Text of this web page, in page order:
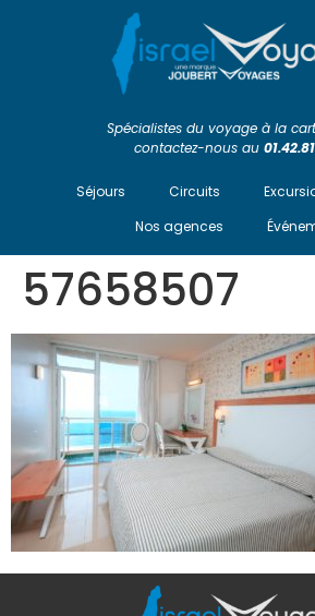
Spécialistes du voyage à la
contactez-nous au
Séjours Circuits
Nos agences
57658507